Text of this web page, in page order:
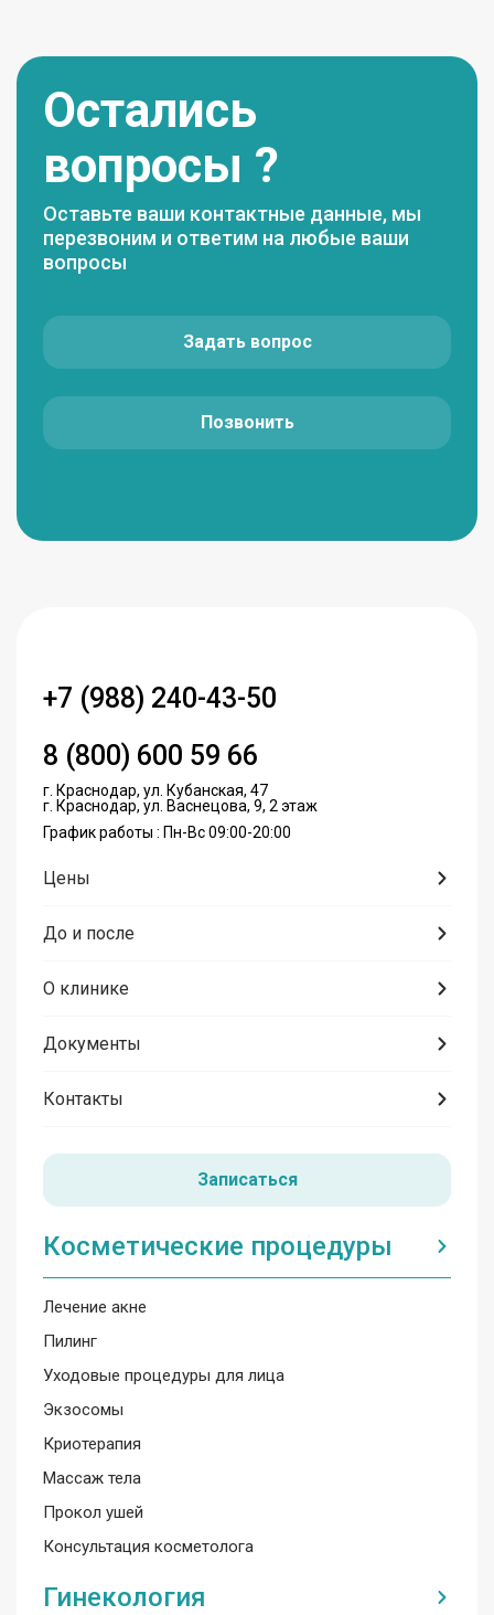
Остались
вопросы ?
Оставьте ваши контактные данные, мы
перезвоним и ответим на любые ваши
вопросы
Задать вопрос
Позвонить
+7 (988) 240-43-50
8 (800) 600 59 66
г. Краснодар, ул. Кубанская, 47
г. Краснодар, ул. Васнецова, 9, 2 этаж
График работы : Пн-Вс 09:00-20:00
Цены
До и после
О клинике
Документы
Контакты
Записаться
Косметические процедуры
Лечение акне
Пилинг
Уходовые процедуры для лица
Экзосомы
Криотерапия
Массаж тела
Прокол ушей
Консультация косметолога
Гинекология